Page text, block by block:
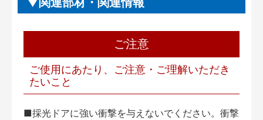
ご注意
ご使用にあたり、ご注意・ご理解いただき
たいこと
■採光ドアに強い衝撃を与えないでください。衝撃